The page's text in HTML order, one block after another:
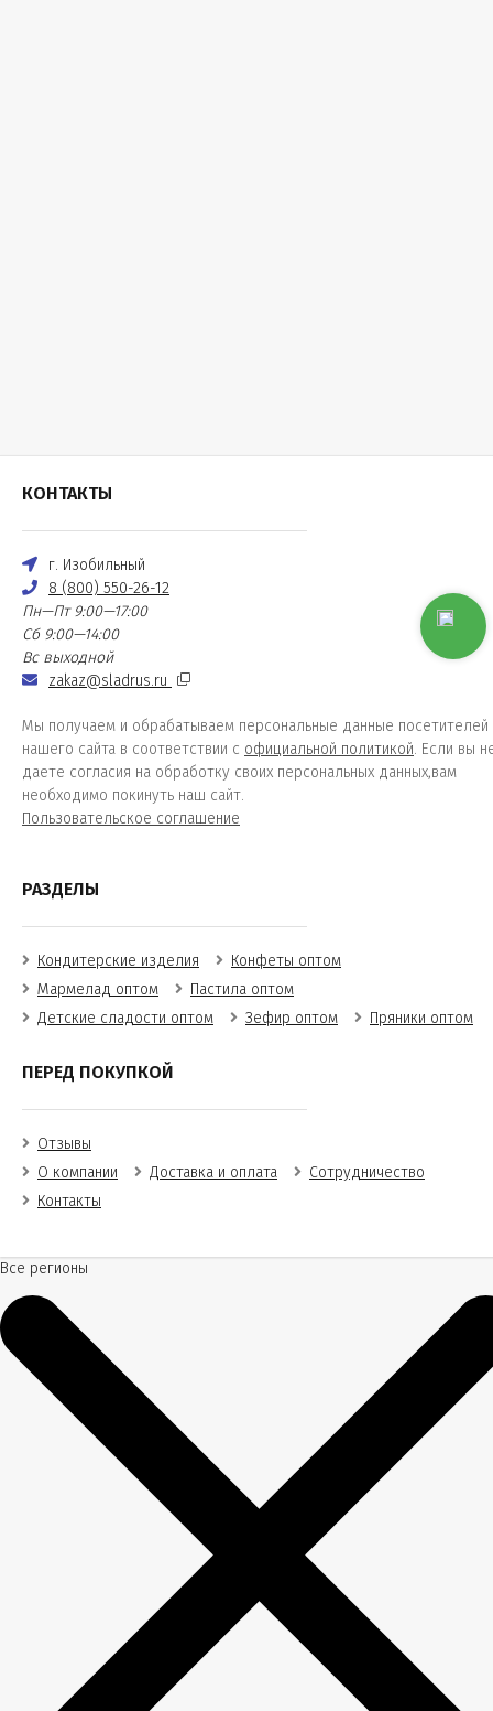
КОНТАКТЫ
г. Изобильный
8 (800) 550-26-12
Пн—Пт 9:00—17:00
Сб 9:00—14:00
Вс выходной
zakaz@sladrus.ru
Мы получаем и обрабатываем персональные данные посетителей
нашего сайта в соответствии с официальной политикой. Если вы
даете согласия на обработку своих персональных данных,вам
необходимо покинуть наш сайт.
Пользовательское соглашение
РАЗДЕЛЫ
Кондитерские изделия
Конфеты оптом
Мармелад оптом
Пастила оптом
Детские сладости оптом
Зефир оптом Пряники оптом
ПЕРЕД ПОКУПКОЙ
Отзывы
О компании
Доставка и оплата
Сотрудничество
Контакты
Все регионы